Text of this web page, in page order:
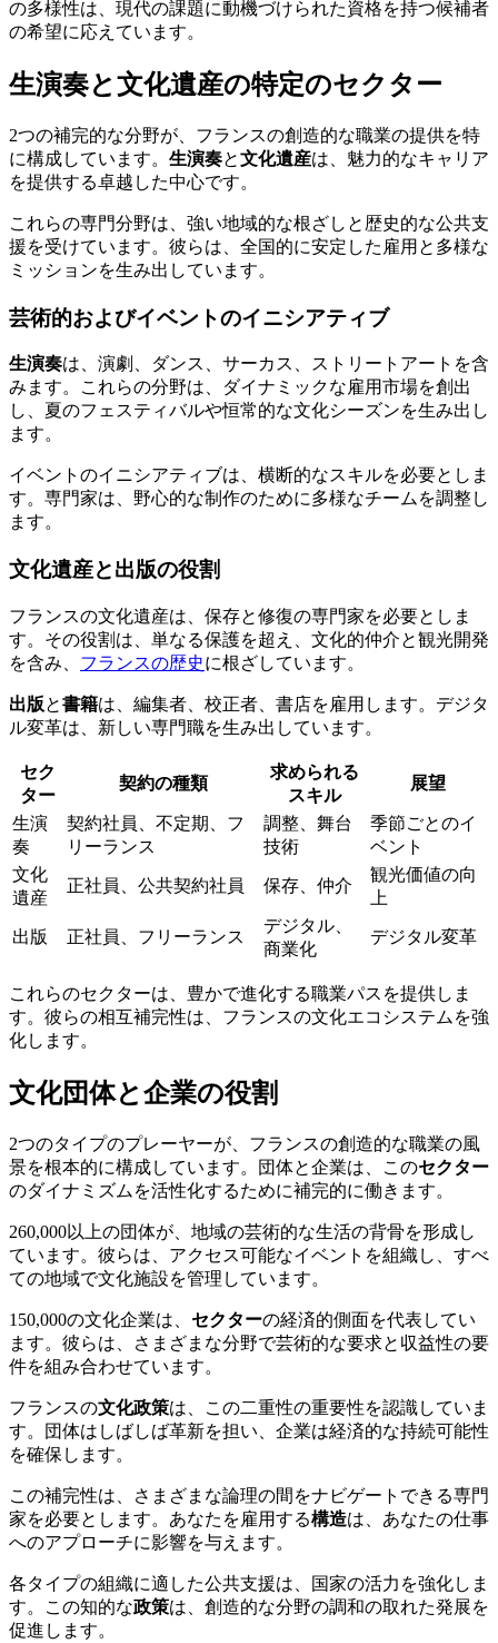
の多様性は、現代の課題に動機づけられた資格を持つ候補者
の希望に応えています。
生演奏と文化遺産の特定のセクター
2つの補完的な分野が、フランスの創造的な職業の提供を特
に構成しています。 生演奏と文化遺産は、魅力的なキャリア
を提供する卓越した中心です。
これらの専門分野は、強い地域的な根ざしと歴史的な公共支
援を受けています。彼らは、全国的に安定した雇用と多様な
ミッションを生み出しています。
芸術的およびイベントのイニシアティブ
生演奏は、演劇、ダンス、サーカス、ストリートアートを含
みます。これらの分野は、ダイナミックな雇用市場を創出
し、夏のフェスティバルや恒常的な文化シーズンを生み出し
ます。
イベントのイニシアティブは、横断的なスキルを必要としま
す。専門家は、野心的な制作のために多様なチームを調整し
ます。
文化遺産と出版の役割
フランスの文化遺産は、保存と修復の専門家を必要としま
す。その役割は、単なる保護を超え、文化的仲介と観光開発
を含み、 フランスの歴史に根ざしています。
出版と書籍は、編集者、校正者、書店を雇用します。デジタ
ル変革は、新しい専門職を生み出しています。
セク
ター
契約の種類
求められる
スキル
展望
生演
奏
契約社員、不定期、フ
リーランス
調整、舞台
技術
季節ごとのイ
ベント
文化
遺産
正社員、公共契約社員 保存、仲介
観光価値の向
上
出版 正社員、フリーランス
デジタル、
商業化
デジタル変革
これらのセクターは、豊かで進化する職業パスを提供しま
す。彼らの相互補完性は、フランスの文化エコシステムを強
化します。
文化団体と企業の役割
2つのタイプのプレーヤーが、フランスの創造的な職業の風
景を根本的に構成しています。団体と企業は、このセクター
のダイナミズムを活性化するために補完的に働きます。
260,000以上の団体が、地域の芸術的な生活の背骨を形成し
ています。彼らは、アクセス可能なイベントを組織し、すべ
ての地域で文化施設を管理しています。
150,000の文化企業は、 セクターの経済的側面を代表してい
ます。彼らは、さまざまな分野で芸術的な要求と収益性の要
件を組み合わせています。
フランスの文化政策は、この二重性の重要性を認識していま
す。団体はしばしば革新を担い、企業は経済的な持続可能性
を確保します。
この補完性は、さまざまな論理の間をナビゲートできる専門
家を必要とします。あなたを雇用する構造は、あなたの仕事
へのアプローチに影響を与えます。
各タイプの組織に適した公共支援は、国家の活力を強化しま
す。この知的な政策は、創造的な分野の調和の取れた発展を
促進します。